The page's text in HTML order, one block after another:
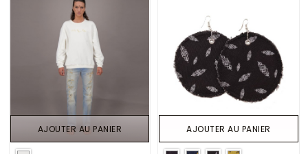
AJOUTER AU PANIER AJOUTER AU PANIER